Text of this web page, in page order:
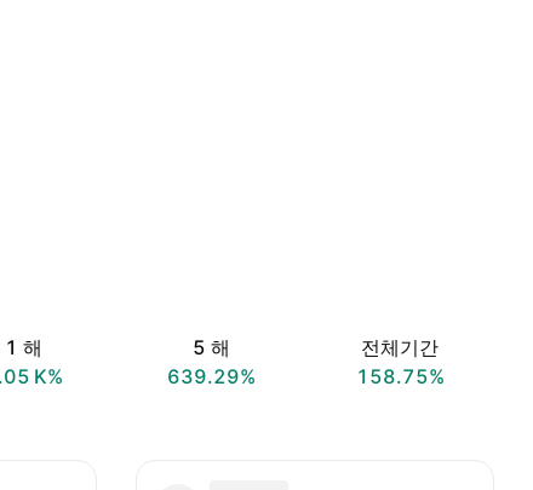
1 해
‪1.05 K‬%
5 해
639.29%
전체기간
158.75%